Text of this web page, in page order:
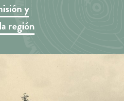
y
región